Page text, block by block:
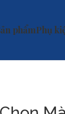
phẩmPhụ